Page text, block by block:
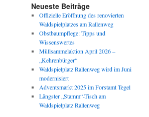
Neueste Beiträge
Offizielle Eröffnung des renovierten
Waldspielplatzes am Rallenweg
Obstbaumpflege: Tipps und
Wissenswertes
Müllsammelaktion April 2026 –
„Kehrenbürger“
Waldspielplatz Rallenweg wird im Juni
modernisiert
Adventsmarkt 2025 im Forstamt Tegel
Längster „Stamm“-Tisch am
Waldspielplatz Rallenweg